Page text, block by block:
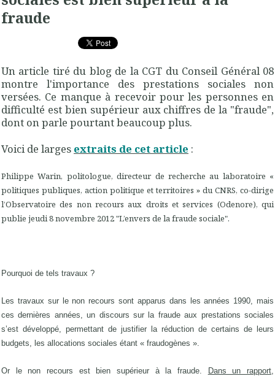
fraude
Un article tiré du blog de la CGT du Conseil Général 08
montre l'importance des prestations sociales non
versées. Ce manque à recevoir pour les personnes en
difficulté est bien supérieur aux chiffres de la "fraude",
dont on parle pourtant beaucoup plus.
Voici de larges extraits de cet article :
Philippe Warin, politologue, directeur de recherche au laboratoire «
politiques publiques, action politique et territoires » du CNRS, co-dirige
l’Observatoire des non recours aux droits et services (Odenore), qui
publie jeudi 8 novembre 2012 "L’envers de la fraude sociale".
Pourquoi de tels travaux ?
Les travaux sur le non recours sont apparus dans les années 1990, mais
ces dernières années, un discours sur la fraude aux prestations sociales
s’est développé, permettant de justifier la réduction de certains de leurs
budgets, les allocations sociales étant « fraudogènes ».
Or le non recours est bien supérieur à la fraude.
Dans un rapport,